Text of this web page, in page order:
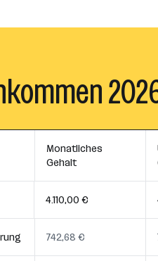
Monatliches
Gehalt
4.110,00 €
742,68 €